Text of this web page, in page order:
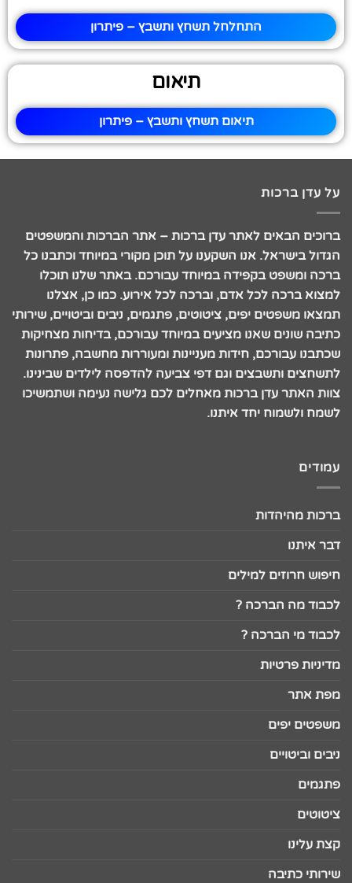
התחלחל תשחץ ותשבץ – פיתרון
תיאום
תיאום תשחץ ותשבץ – פיתרון
על עדן ברכות
ברוכים הבאים לאתר עדן ברכות – אתר הברכות והמשפטים
הגדול בישראל. אנו השקענו על תוכן מקורי במיוחד וכתבנו כל
ברכה ומשפט בקפידה במיוחד עבורכם. באתר שלנו תוכלו
למצוא ברכה לכל אדם, וברכה לכל אירוע. כמו כן, אצלנו
תמצאו משפטים יפים, ציטוטים, פתגמים, ניבים וביטויים, שירותי
כתיבה שונים שאנו מציעים במיוחד עבורכם, בדיחות מצחיקות
שכתבנו עבורכם, חידות מעניינות ומעוררות מחשבה, פתרונות
לתשחצים ותשבצים וגם דפי צביעה להדפסה לילדים שבינינו.
צוות האתר עדן ברכות מאחלים לכם גלישה נעימה ושתמשיכו
לשמח ולשמוח יחד איתנו.
עמודים
ברכות מהיהדות
דבר איתנו
חיפוש חרוזים למילים
לכבוד מה הברכה ?
לכבוד מי הברכה ?
מדיניות פרטיות
מפת אתר
משפטים יפים
ניבים וביטויים
פתגמים
ציטוטים
קצת עלינו
שירותי כתיבה